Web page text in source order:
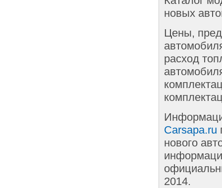
новых
Цены,
расход
Carsapa.ru
нового
2014.